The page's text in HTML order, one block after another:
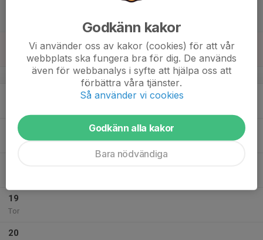
v.47
17
19
Tor
20
Godkänn kakor
Vi använder oss av kakor (cookies) för att vår
webbplats ska fungera bra för dig. De används
även för webbanalys i syfte att hjälpa oss att
förbättra våra tjänster.
Så använder vi cookies
Godkänn alla kakor
Bara nödvändiga